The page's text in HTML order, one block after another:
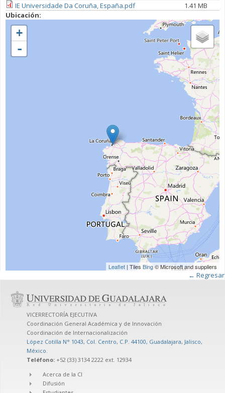
IE Universidade Da Coruña, España.pdf
1.41 MB
Ubicación:
+
-
Leaflet | Tiles Bing© Microsoft and suppliers
← Regresar
VICERRECTORÍA EJECUTIVA
Coordinación General Académica y de Innovación
Coordinación de Internacionalización
López Cotilla N° 1043, Col. Centro, C.P. 44100, Guadalajara, Jalisco,
México.
Teléfono: +52 (33) 3134 2222 ext. 12934
Acerca de la CI
Difusión